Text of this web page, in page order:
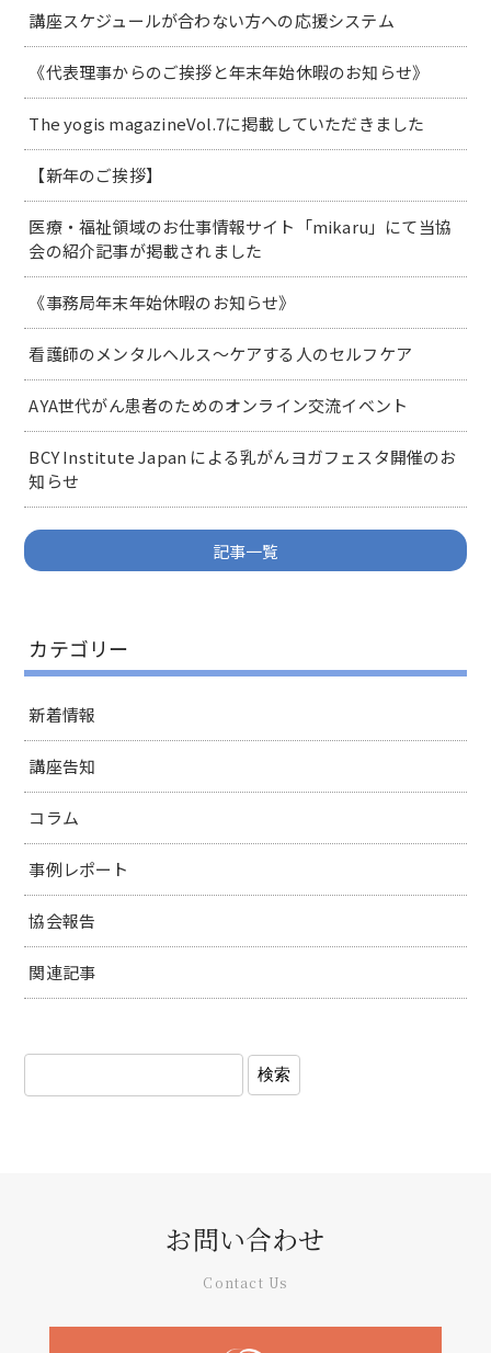
講座スケジュールが合わない方への応援システム
《代表理事からのご挨拶と年末年始休暇のお知らせ》
The yogis magazineVol.7に掲載していただきました
【新年のご挨拶】
医療・福祉領域のお仕事情報サイト「mikaru」にて当協
会の紹介記事が掲載されました
《事務局年末年始休暇のお知らせ》
看護師のメンタルヘルス～ケアする人のセルフケア
AYA世代がん患者のためのオンライン交流イベント
BCY Institute Japan による乳がんヨガフェスタ開催のお
知らせ
記事一覧
カテゴリー
新着情報
講座告知
コラム
事例レポート
協会報告
関連記事
お問い合わせ
Contact Us